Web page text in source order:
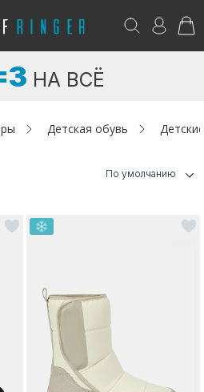
НА ВСЁ
Детская обувь
По умолчанию